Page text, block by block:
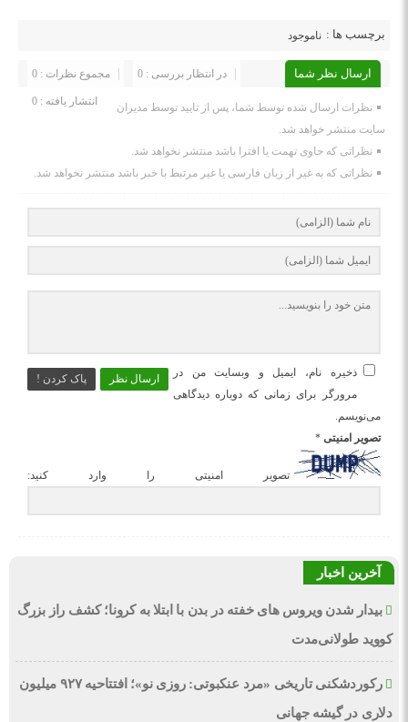
برچسب ها : ناموجود
ارسال نظر شما مجموع نظرات : 0 در انتظار بررسی : 0
انتشار یافته : 0
نظرات ارسال شده توسط شما، پس از تایید توسط مدیران
سایت منتشر خواهد شد.
نظراتی که حاوی تهمت یا افترا باشد منتشر نخواهد شد.
نظراتی که به غیر از زبان فارسی یا غیر مرتبط با خبر باشد منتشر نخواهد شد.
ارسال نظر پاک کردن !
ذخیره نام، ایمیل و وبسایت من در
مرورگر برای زمانی که دوباره دیدگاهی
می‌نویسم.
تصویر امنیتی *
تصویر امنیتی را وارد کنید:
آخرین اخبار
بیدار شدن ویروس‌ های خفته در بدن با ابتلا به کرونا؛ کشف راز بزرگ
کووید طولانی‌مدت
رکوردشکنی تاریخی «مرد عنکبوتی: روزی نو»؛ افتتاحیه ۹۲۷ میلیون
دلاری در گیشه جهانی